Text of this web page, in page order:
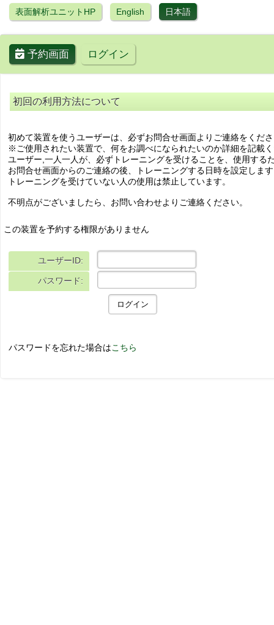
表面解析ユニットHP English 日本語
予約画面 ログイン
初回の利用方法について
初めて装置を使うユーザーは、必ずお問合せ画面よりご連絡をくだ
※ご使用されたい装置で、何をお調べになられたいのか詳細を記載
ユーザー,一人一人が、必ずトレーニングを受けることを、使用する
お問合せ画面からのご連絡の後、トレーニングする日時を設定しま
トレーニングを受けていない人の使用は禁止しています。
不明点がございましたら、お問い合わせよりご連絡ください。
この装置を予約する権限がありません
ユーザーID:
パスワード:
パスワードを忘れた場合はこちら